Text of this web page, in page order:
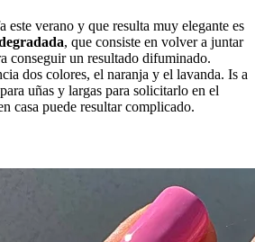
este verano y que resulta muy elegante es
, que consiste en volver a juntar
conseguir un resultado difuminado.
dos colores, el naranja y el lavanda. Is a
uñas y largas para solicitarlo en el
casa puede resultar complicado.